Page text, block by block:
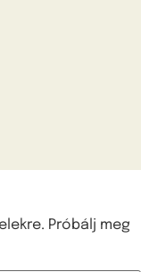
Próbálj meg